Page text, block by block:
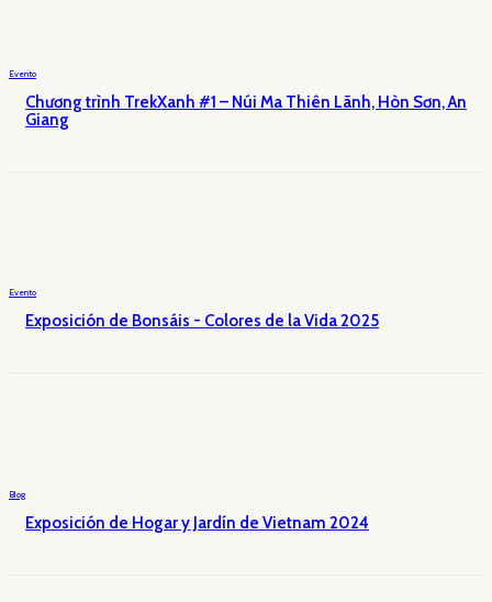
Evento
Chương trình TrekXanh #1 – Núi Ma Thiên Lãnh, Hòn Sơn, An
Giang
Evento
Exposición de Bonsáis - Colores de la Vida 2025
Blog
Exposición de Hogar y Jardín de Vietnam 2024